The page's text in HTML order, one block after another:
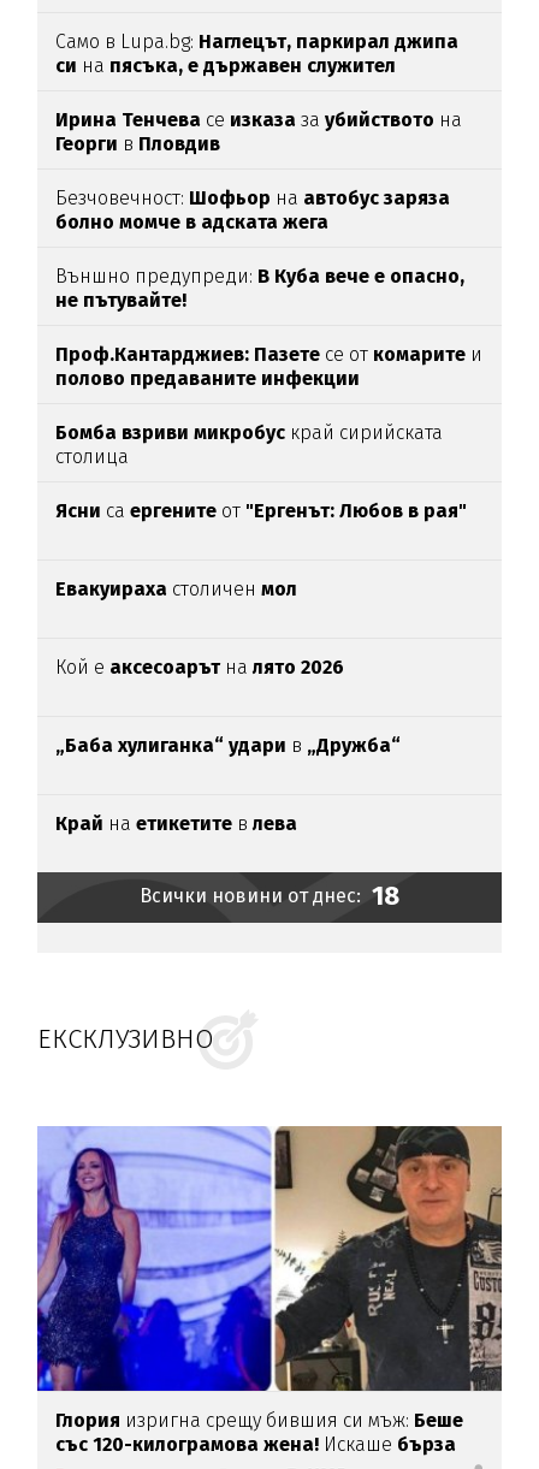
Само в Lupa.bg: Наглецът, паркирал джипа
си на пясъка, е държавен служител
Ирина Тенчева се изказазаубийството на
Георги в Пловдив
Безчовечност: Шофьор на автобус заряза
болно момче в адската жега
Външно предупреди: В Куба вече е опасно,
не пътувайте!
Проф.Кантарджиев: Пазете се от комарите и
полово предаваните инфекции
Бомба взриви микробус край сирийската
столица
Ясни са ергените от "Ергенът: Любов в рая"
Евакуираха столиченмол
Кой е аксесоарътналято 2026
„Баба хулиганка“ удари в „Дружба“
Край наетикетите влева
Всички новини от днес: 18
ЕКСКЛУЗИВНО
Глория изригна срещу бившия си мъж: Беше
със 120-килограмова жена! Искаше бърза